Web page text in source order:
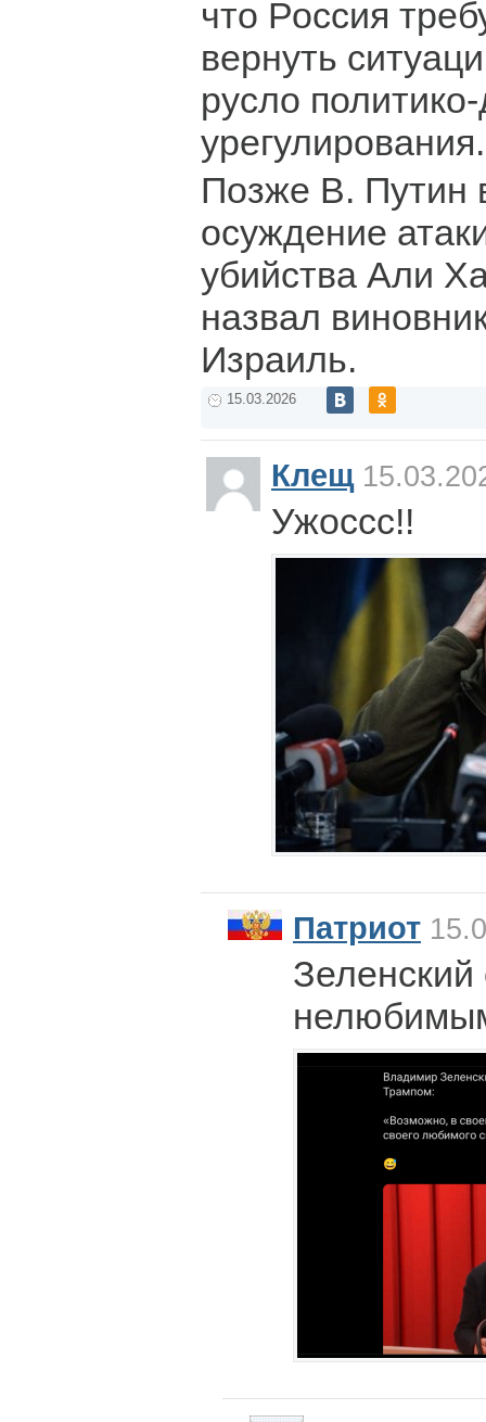
что Россия
вернуть
русло
урегулирования.
Позже В. Путин
осуждение
убийства Али
назвал
Израиль.
15.03.2026
Клещ
Ужоссс!!
Патриот